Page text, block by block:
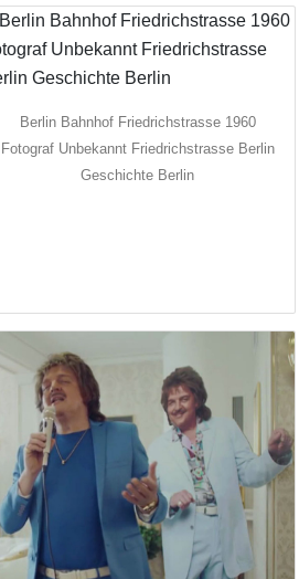
Berlin Bahnhof Friedrichstrasse 1960
Fotograf Unbekannt Friedrichstrasse Berlin
Geschichte Berlin